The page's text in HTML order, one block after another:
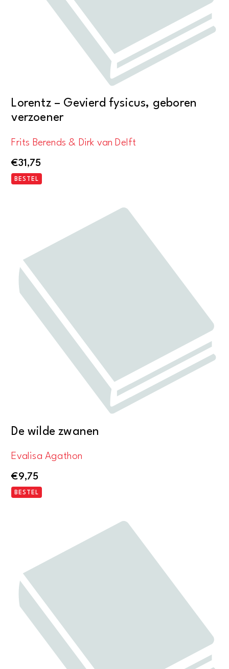
Lorentz – Gevierd fysicus, geboren
verzoener
Frits Berends & Dirk van Delft
€31,75
BESTEL
De wilde zwanen
Evalisa Agathon
€9,75
BESTEL